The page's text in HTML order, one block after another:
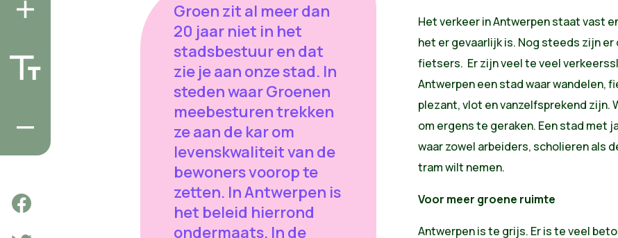
Groen zit al meer dan
20 jaar niet in het
stadsbestuur en dat
zie je aan onze stad. In
steden waar Groenen
meebesturen trekken
ze aan de kar om
levenskwaliteit van de
bewoners voorop te
zetten. In Antwerpen is
het beleid hierrond
ondermaats. In de
Het verkeer in Antwerpen staat vast
het er gevaarlijk is. Nog steeds zijn
fietsers. Er zijn veel te veel
Antwerpen een stad waar wandelen,
plezant, vlot en vanzelfsprekend zijn.
om ergens te geraken. Een stad met
waar zowel arbeiders, scholieren als
tram wilt nemen.
Voor meer groene ruimte
Antwerpen is te grijs. Er is te veel